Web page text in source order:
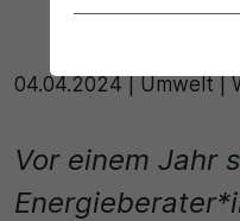
04.04.2024 Umwelt |
Vor einem Jahr
Essenzielle
einwandfrei
Statistik